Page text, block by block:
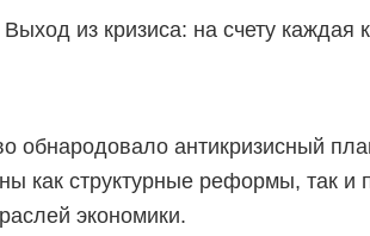
Выход из кризиса: на счету каждая
обнародовало антикризисный
как структурные реформы, так и
экономики.